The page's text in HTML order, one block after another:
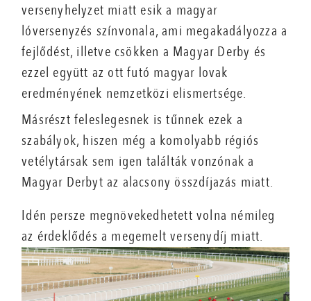
versenyhelyzet miatt esik a magyar
lóversenyzés színvonala, ami megakadályozza a
fejlődést, illetve csökken a Magyar Derby és
ezzel együtt az ott futó magyar lovak
eredményének nemzetközi elismertsége.
Másrészt feleslegesnek is tűnnek ezek a
szabályok, hiszen még a komolyabb régiós
vetélytársak sem igen találták vonzónak a
Magyar Derbyt az alacsony összdíjazás miatt.
Idén persze megnövekedhetett volna némileg
az érdeklődés a megemelt versenydíj miatt.